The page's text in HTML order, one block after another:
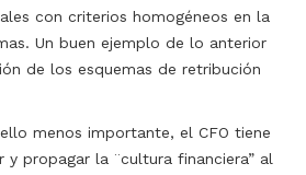
con criterios homogéneos en la
Un buen ejemplo de lo anterior
de los esquemas de retribución
menos importante, el CFO tiene
propagar la ¨cultura financiera” al